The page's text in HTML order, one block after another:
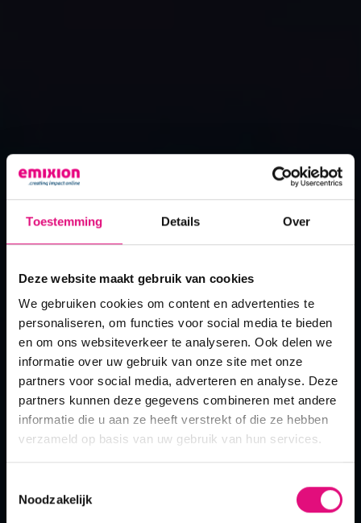
Toestemming Details Over
Deze website maakt gebruik van cookies
We gebruiken cookies om content en advertenties te
personaliseren, om functies voor social media te bieden
en om ons websiteverkeer te analyseren. Ook delen we
informatie over uw gebruik van onze site met onze
partners voor social media, adverteren en analyse. Deze
partners kunnen deze gegevens combineren met andere
informatie die u aan ze heeft verstrekt of die ze hebben
verzameld op basis van uw gebruik van hun services.
Noodzakelijk
samen winnen we...
altijd
are you ready for the launch?
our mission
the crew
vacatures
blog